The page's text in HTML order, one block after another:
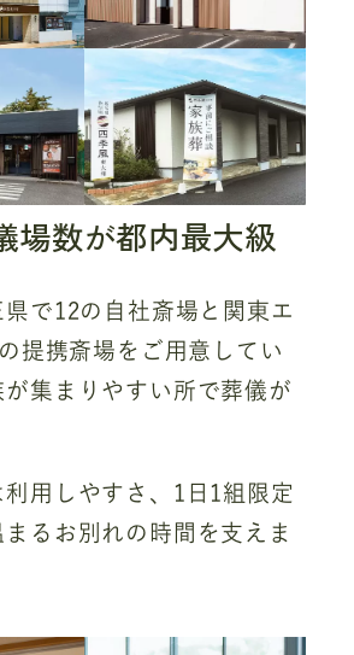
場数が都内最大級
で12の自社斎場と関東エ
提携斎場をご用意してい
が集まりやすい所で葬儀が
用しやすさ、1日1組限定
るお別れの時間を支えま